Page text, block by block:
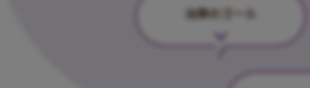
治療のゴール